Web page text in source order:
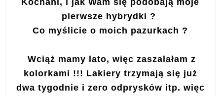
pierwsze hybrydki ?
Co myślicie o moich pazurkach ?
Wciąż mamy lato, więc zaszalałam z
kolorkami !!! Lakiery trzymają się już
dwa tygodnie i zero odprysków itp. więc